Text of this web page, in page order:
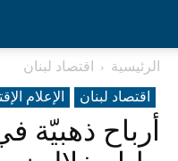
الرئيسية
اقتصاد لبنان
اقتصاد لبنان
الإعلام
أرباح